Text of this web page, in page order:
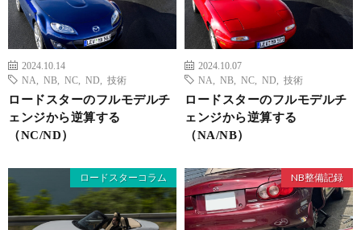
2024.10.14
NA
NB NC ND 技術
ロードスターのフルモデルチ
ェンジから逆算する
（NC/ND）
2024.10.07
NA
NB NC ND 技術
ロードスターのフルモデルチ
ェンジから逆算する
（NA/NB）
ロードスターコラム NB整備記録